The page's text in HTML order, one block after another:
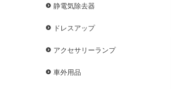
静電気除去器
ドレスアップ
アクセサリーランプ
車外用品